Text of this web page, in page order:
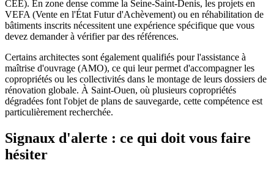
CEE). En zone dense comme la Seine-Saint-Denis, les projets en
VEFA (Vente en l'État Futur d'Achèvement) ou en réhabilitation de
bâtiments inscrits nécessitent une expérience spécifique que vous
devez demander à vérifier par des références.
Certains architectes sont également qualifiés pour l'assistance à
maîtrise d'ouvrage (AMO), ce qui leur permet d'accompagner les
copropriétés ou les collectivités dans le montage de leurs dossiers de
rénovation globale. À Saint-Ouen, où plusieurs copropriétés
dégradées font l'objet de plans de sauvegarde, cette compétence est
particulièrement recherchée.
Signaux d'alerte : ce qui doit vous faire
hésiter